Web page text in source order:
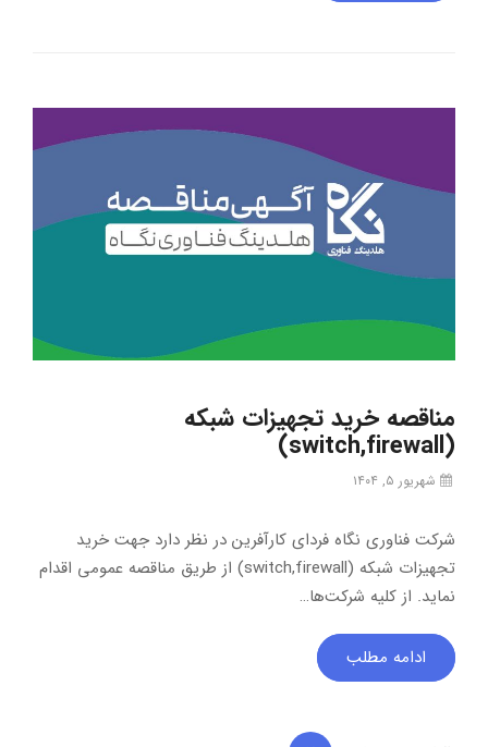
مناقصه خرید تجهیزات شبکه
(switch,firewall)
شهریور ۵, ۱۴۰۴
شرکت فناوری نگاه فردای کارآفرین در نظر دارد جهت خرید
تجهیزات شبکه (switch,firewall) از طریق مناقصه عمومی اقدام
نماید. از کلیه شرکت‌ها…
ادامه مطلب